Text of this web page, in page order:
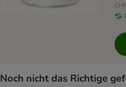
Noch nicht das Richtige